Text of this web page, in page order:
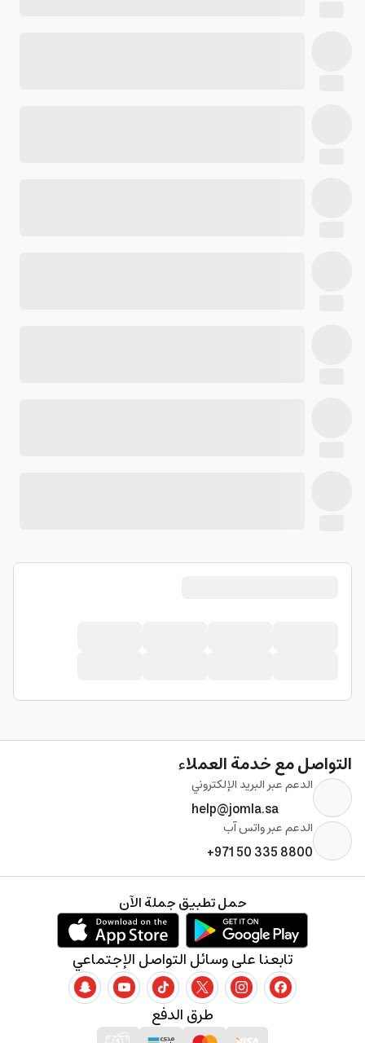
التواصل مع خدمة العملاء
الدعم عبر البريد الإلكتروني
help@jomla.sa
الدعم عبر واتس آب
+971 50 335 8800
طرق الدفع
تابعنا على وسائل التواصل الإجتماعي
حمل تطبيق جملة الآن